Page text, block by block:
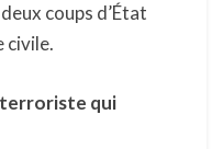
coups d’État
civile.
terroriste qui